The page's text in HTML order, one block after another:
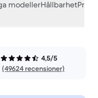
modellerHållbarhet
4,5/5
(49624 recensioner)